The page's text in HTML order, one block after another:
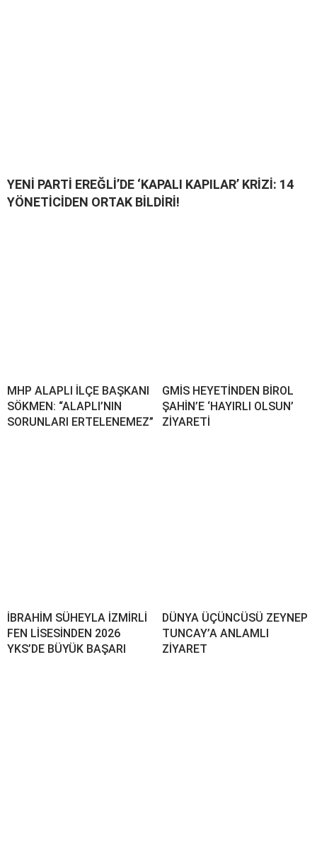
YENİ PARTİ EREĞLİ’DE ‘KAPALI KAPILAR’ KRİZİ: 14
YÖNETİCİDEN ORTAK BİLDİRİ!
MHP ALAPLI İLÇE BAŞKANI
SÖKMEN: “ALAPLI’NIN
SORUNLARI ERTELENEMEZ”
GMİS HEYETİNDEN BİROL
ŞAHİN’E ‘HAYIRLI OLSUN’
ZİYARETİ
İBRAHİM SÜHEYLA İZMİRLİ
FEN LİSESİNDEN 2026
YKS’DE BÜYÜK BAŞARI
DÜNYA ÜÇÜNCÜSÜ ZEYNEP
TUNCAY’A ANLAMLI
ZİYARET